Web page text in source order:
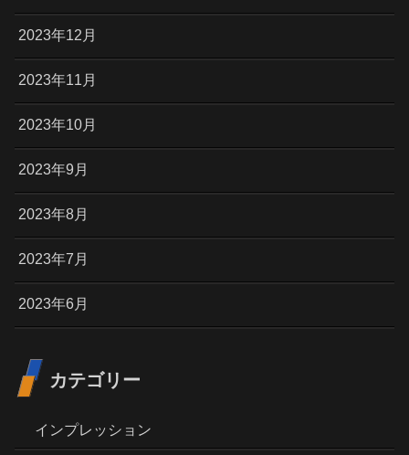
2023年12月
2023年11月
2023年10月
2023年9月
2023年8月
2023年7月
2023年6月
カテゴリー
インプレッション